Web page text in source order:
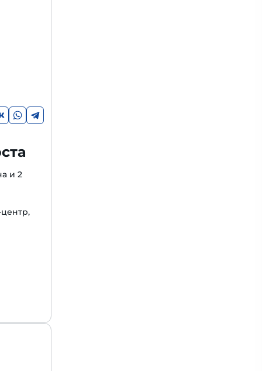
и 2